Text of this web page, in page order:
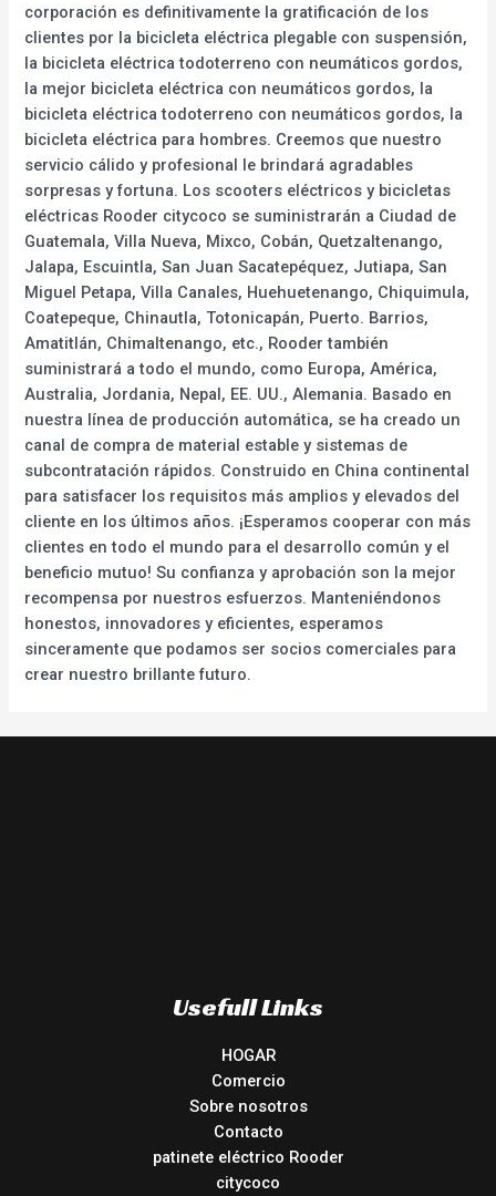
corporación es definitivamente la gratificación de los
clientes por la bicicleta eléctrica plegable con suspensión,
la bicicleta eléctrica todoterreno con neumáticos gordos,
la mejor bicicleta eléctrica con neumáticos gordos, la
bicicleta eléctrica todoterreno con neumáticos gordos, la
bicicleta eléctrica para hombres. Creemos que nuestro
servicio cálido y profesional le brindará agradables
sorpresas y fortuna. Los scooters eléctricos y bicicletas
eléctricas Rooder citycoco se suministrarán a Ciudad de
Guatemala, Villa Nueva, Mixco, Cobán, Quetzaltenango,
Jalapa, Escuintla, San Juan Sacatepéquez, Jutiapa, San
Miguel Petapa, Villa Canales, Huehuetenango, Chiquimula,
Coatepeque, Chinautla, Totonicapán, Puerto. Barrios,
Amatitlán, Chimaltenango, etc., Rooder también
suministrará a todo el mundo, como Europa, América,
Australia, Jordania, Nepal, EE. UU., Alemania. Basado en
nuestra línea de producción automática, se ha creado un
canal de compra de material estable y sistemas de
subcontratación rápidos. Construido en China continental
para satisfacer los requisitos más amplios y elevados del
cliente en los últimos años. ¡Esperamos cooperar con más
clientes en todo el mundo para el desarrollo común y el
beneficio mutuo! Su confianza y aprobación son la mejor
recompensa por nuestros esfuerzos. Manteniéndonos
honestos, innovadores y eficientes, esperamos
sinceramente que podamos ser socios comerciales para
crear nuestro brillante futuro.
Usefull Links
HOGAR
Comercio
Sobre nosotros
Contacto
patinete eléctrico Rooder
citycoco